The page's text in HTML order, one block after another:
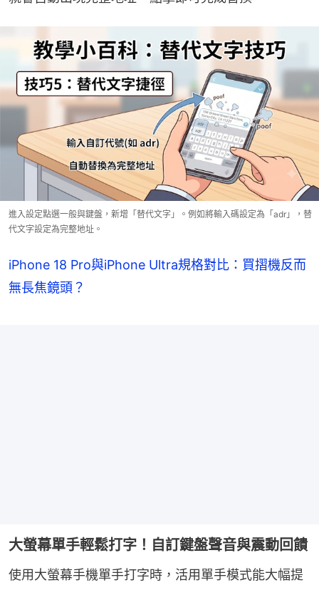
進入設定點選一般與鍵盤，新增「替代文字」。例如將輸入碼設定為「adr」，替
代文字設定為完整地址。
iPhone 18 Pro與iPhone Ultra規格對比：買摺機反而
無長焦鏡頭？
大螢幕單手輕鬆打字！自訂鍵盤聲音與震動回饋
使用大螢幕手機單手打字時，活用單手模式能大幅提